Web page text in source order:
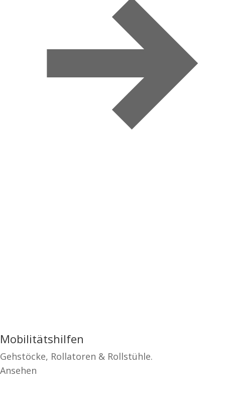
Mobilitätshilfen
Gehstöcke, Rollatoren & Rollstühle.
Ansehen